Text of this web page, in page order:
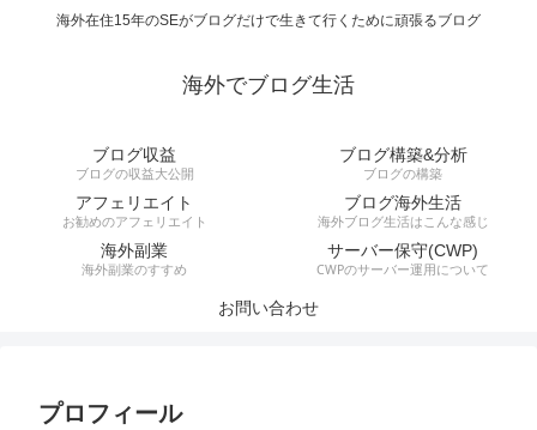
海外在住15年のSEがブログだけで生きて行くために頑張るブログ
海外でブログ生活
ブログ収益
ブログの収益大公開
ブログ構築&分析
ブログの構築
アフェリエイト
お勧めのアフェリエイト
ブログ海外生活
海外ブログ生活はこんな感じ
海外副業
海外副業のすすめ
サーバー保守(CWP)
CWPのサーバー運用について
お問い合わせ
プロフィール